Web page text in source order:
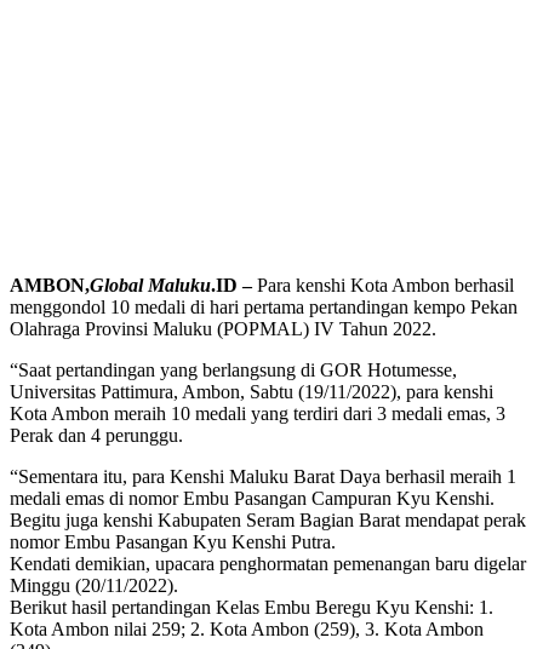
AMBON,Global Maluku.ID –Para kenshi Kota Ambon berhasil
menggondol 10 medali di hari pertama pertandingan kempo Pekan
Olahraga Provinsi Maluku (POPMAL) IV Tahun 2022.
“Saat pertandingan yang berlangsung di GOR Hotumesse,
Universitas Pattimura, Ambon, Sabtu (19/11/2022), para kenshi
Kota Ambon meraih 10 medali yang terdiri dari 3 medali emas, 3
Perak dan 4 perunggu.
“Sementara itu, para Kenshi Maluku Barat Daya berhasil meraih 1
medali emas di nomor Embu Pasangan Campuran Kyu Kenshi.
Begitu juga kenshi Kabupaten Seram Bagian Barat mendapat perak
nomor Embu Pasangan Kyu Kenshi Putra.
Kendati demikian, upacara penghormatan pemenangan baru digelar
Minggu (20/11/2022).
Berikut hasil pertandingan Kelas Embu Beregu Kyu Kenshi: 1.
Kota Ambon nilai 259; 2. Kota Ambon (259), 3. Kota Ambon